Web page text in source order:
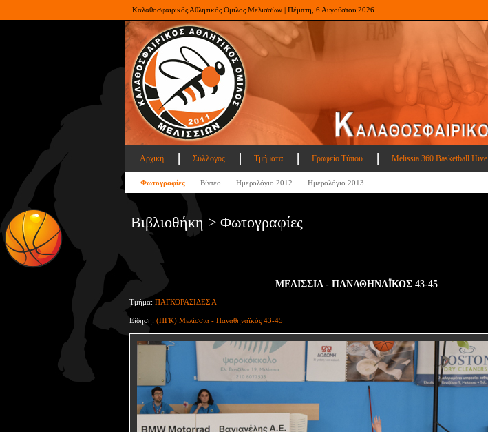
Καλαθοσφαιρικός Αθλητικός Όμιλος Μελισσίων | Πέμπτη, 6 Αυγούστου 2026
Αρχική Σύλλογος Τμήματα Γραφείο Τύπου Melissia 360 Basketball Hive
Φωτογραφίες Βίντεο Ημερολόγιο 2012 Ημερολόγιο 2013
Βιβλιοθήκη > Φωτογραφίες
ΜΕΛΙΣΣΙΑ - ΠΑΝΑΘΗΝΑΪΚΟΣ 43-45
Τμήμα: ΠΑΓΚΟΡΑΣΙΔΕΣ Α
Είδηση: (ΠΓΚ) Μελίσσια - Παναθηναϊκός 43-45